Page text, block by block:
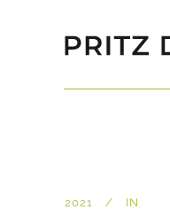
2021 IN